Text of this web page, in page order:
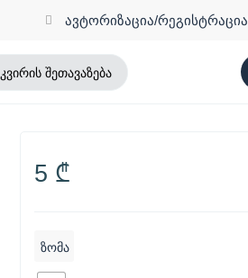
ავტორიზაცია/რეგისტრაცია
კვირის შეთავაზება
5 ₾
ზომა